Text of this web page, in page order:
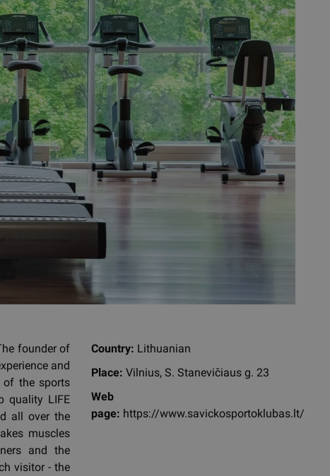
founder of
and
of the sports
quality LIFE
all over the
muscles
and the
visitor - the
Country: Lithuanian
Place: Vilnius, S. Stanevičiaus g. 23
Web
page: https://www.savickosportoklubas.lt/